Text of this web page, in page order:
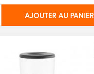
AJOUTER AU PANIER